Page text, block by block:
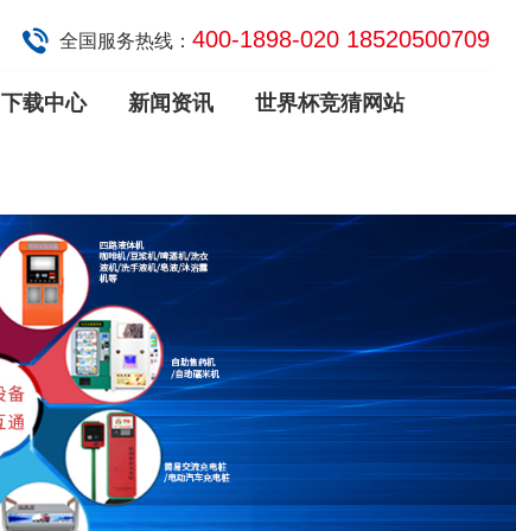
全国服务热线： 400-1898-020 18520500709
下载中心 新闻资讯 世界杯竞猜网站